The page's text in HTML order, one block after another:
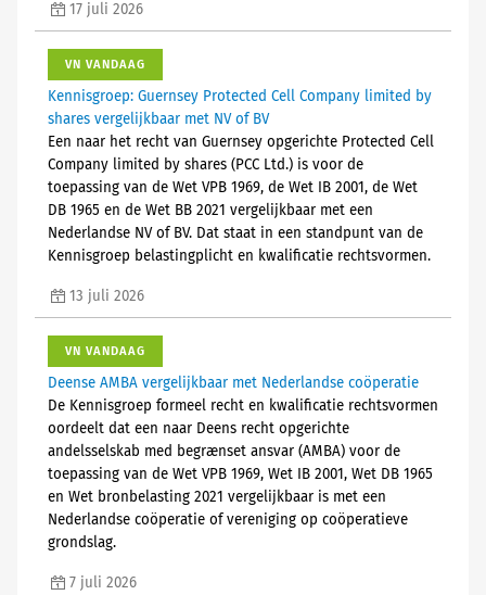
17 juli 2026
VN VANDAAG
Kennisgroep: Guernsey Protected Cell Company limited by
shares vergelijkbaar met NV of BV
Een naar het recht van Guernsey opgerichte Protected Cell
Company limited by shares (PCC Ltd.) is voor de
toepassing van de Wet VPB 1969, de Wet IB 2001, de Wet
DB 1965 en de Wet BB 2021 vergelijkbaar met een
Nederlandse NV of BV. Dat staat in een standpunt van de
Kennisgroep belastingplicht en kwalificatie rechtsvormen.
13 juli 2026
VN VANDAAG
Deense AMBA vergelijkbaar met Nederlandse coöperatie
De Kennisgroep formeel recht en kwalificatie rechtsvormen
oordeelt dat een naar Deens recht opgerichte
andelsselskab med begrænset ansvar (AMBA) voor de
toepassing van de Wet VPB 1969, Wet IB 2001, Wet DB 1965
en Wet bronbelasting 2021 vergelijkbaar is met een
Nederlandse coöperatie of vereniging op coöperatieve
grondslag.
7 juli 2026